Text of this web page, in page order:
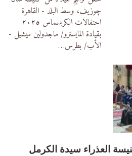
چوزيف، وسط البلد - القاهرة
احتفالات الكريسماس ٢٠٢٥
بقيادة المايسترو/ ماجدولين ميشيل -
الأب/ بطرس…
العذراء سيدة الكرمل